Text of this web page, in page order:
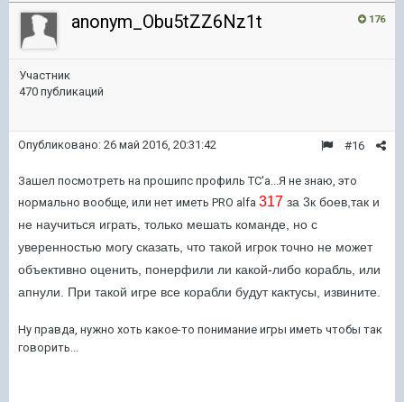
176
anonym_Obu5tZZ6Nz1t
Участник
470 публикаций
#16
Опубликовано: 26 май 2016, 20:31:42
Зашел посмотреть на прошипс профиль ТС'а...Я не знаю, это
нормально вообще, или нет иметь PRO alfa 317 за 3к боев,так и
не научиться играть, только мешать команде, но с
уверенностью могу сказать, что такой игрок точно не может
объективно оценить, понерфили ли какой-либо корабль, или
апнули. При такой игре все корабли будут кактусы, извините.
Ну правда, нужно хоть какое-то понимание игры иметь чтобы так
говорить...